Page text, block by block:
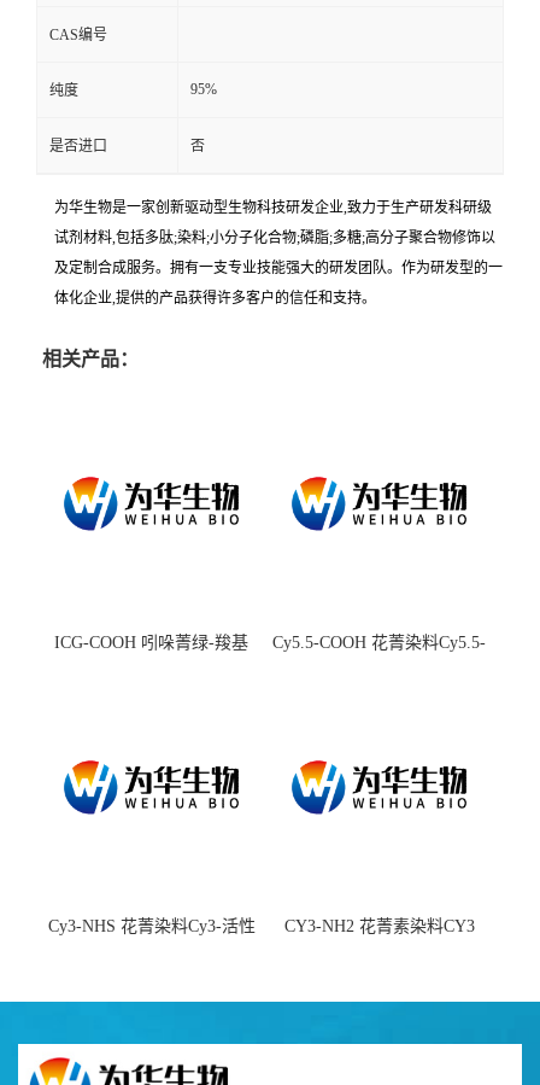
CAS编号
纯度 95%
是否进口 否
为华生物是一家创新驱动型生物科技研发企业,致力于生产研发科研级
试剂材料,包括多肽;染料;小分子化合物;磷脂;多糖;高分子聚合物修饰以
及定制合成服务。拥有一支专业技能强大的研发团队。作为研发型的一
体化企业,提供的产品获得许多客户的信任和支持。
相关产品：
ICG-COOH 吲哚菁绿-羧基
Cy5.5-COOH 花菁染料Cy5.5-
Cy3-NHS 花菁染料Cy3-活性
CY3-NH2 花菁素染料CY3